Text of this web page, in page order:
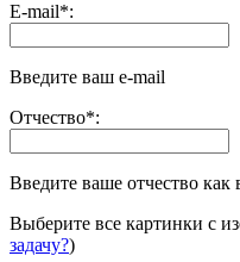
E-mail*:
Введите ваш e-mail
Отчество*:
Введите ваше отчество как
Выберите все картинки с
задачу?)